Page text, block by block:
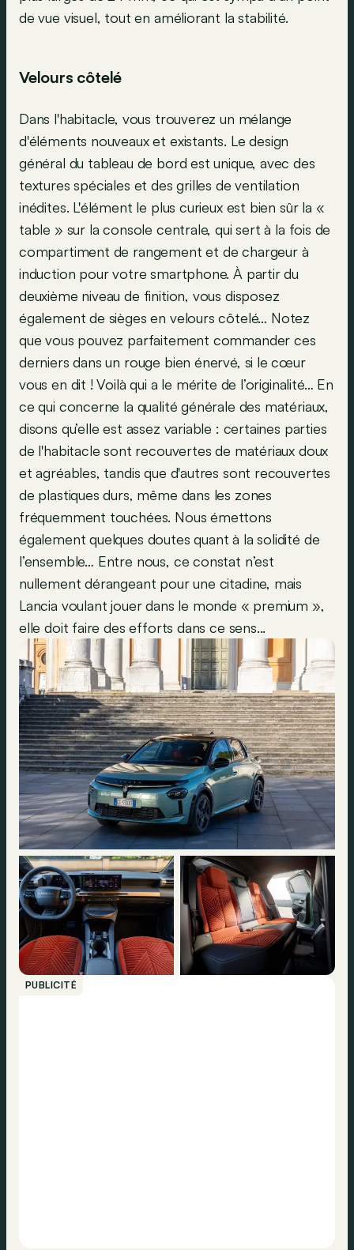
de vue visuel, tout en améliorant la stabilité.
Velours côtelé
Dans l'habitacle, vous trouverez un mélange
d'éléments nouveaux et existants. Le design
général du tableau de bord est unique, avec des
textures spéciales et des grilles de ventilation
inédites. L'élément le plus curieux est bien sûr la «
table » sur la console centrale, qui sert à la fois de
compartiment de rangement et de chargeur à
induction pour votre smartphone. À partir du
deuxième niveau de finition, vous disposez
également de sièges en velours côtelé… Notez
que vous pouvez parfaitement commander ces
derniers dans un rouge bien énervé, si le cœur
vous en dit ! Voilà qui a le mérite de l’originalité… En
ce qui concerne la qualité générale des matériaux,
disons qu’elle est assez variable : certaines parties
de l'habitacle sont recouvertes de matériaux doux
et agréables, tandis que d'autres sont recouvertes
de plastiques durs, même dans les zones
fréquemment touchées. Nous émettons
également quelques doutes quant à la solidité de
l’ensemble… Entre nous, ce constat n’est
nullement dérangeant pour une citadine, mais
Lancia voulant jouer dans le monde « premium »,
elle doit faire des efforts dans ce sens...
PUBLICITÉ